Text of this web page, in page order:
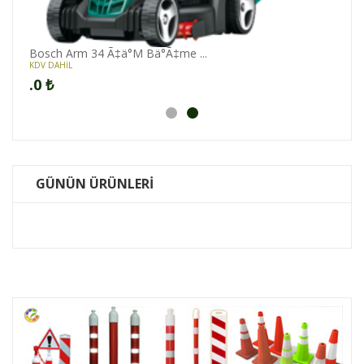
Bosch Arm 34 Ã‡ä°M Bä°Ã‡me ...
KDV DAHİL
.0 ₺
GÜNÜN ÜRÜNLERİ